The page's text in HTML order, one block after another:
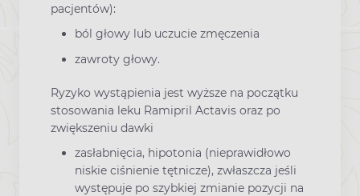
pacjentów):
ból głowy lub uczucie zmęczenia
zawroty głowy.
Ryzyko wystąpienia jest wyższe na początku
stosowania leku Ramipril Actavis oraz po
zwiększeniu dawki
zasłabnięcia, hipotonia (nieprawidłowo
niskie ciśnienie tętnicze), zwłaszcza jeśli
występuje po szybkiej zmianie pozycji na